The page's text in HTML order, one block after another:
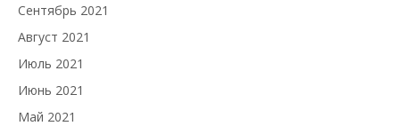
Сентябрь 2021
Август 2021
Июль 2021
Июнь 2021
Май 2021